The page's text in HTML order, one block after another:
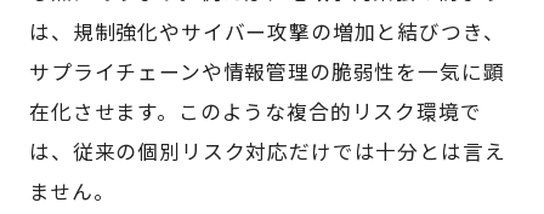
は、規制強化やサイバー攻撃の増加と結びつき、
サプライチェーンや情報管理の脆弱性を一気に顕
在化させます。このような複合的リスク環境で
は、従来の個別リスク対応だけでは十分とは言え
ません。